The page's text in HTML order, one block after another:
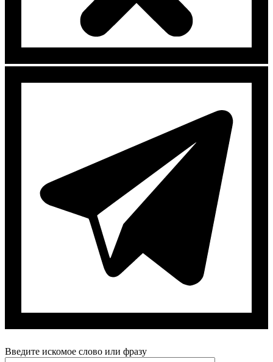
Введите искомое слово или фразу